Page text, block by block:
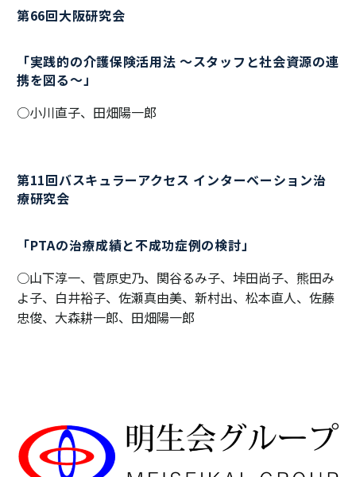
第66回大阪研究会
「実践的の介護保険活用法 ～スタッフと社会資源の連
携を図る～」
○小川直子、田畑陽一郎
第11回バスキュラーアクセス インターベーション治
療研究会
「PTAの治療成績と不成功症例の検討」
○山下淳一、菅原史乃、関谷るみ子、垰田尚子、熊田み
よ子、白井裕子、佐瀬真由美、新村出、松本直人、佐藤
忠俊、大森耕一郎、田畑陽一郎